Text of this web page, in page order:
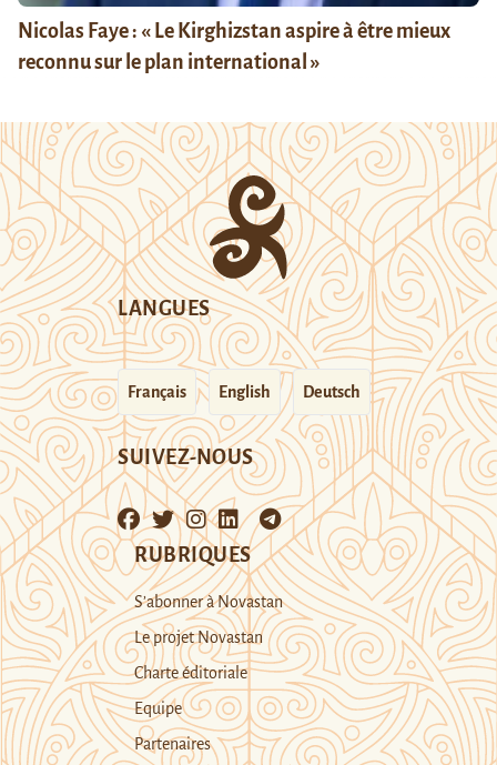
Nicolas Faye : « Le Kirghizstan aspire à être mieux
reconnu sur le plan international »
LANGUES
Français English Deutsch
SUIVEZ-NOUS
RUBRIQUES
S’abonner à Novastan
Le projet Novastan
Charte éditoriale
Equipe
Partenaires